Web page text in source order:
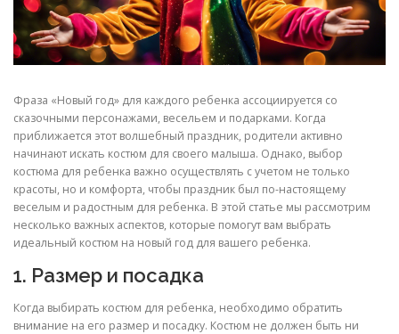
Фраза «Новый год» для каждого ребенка ассоциируется со
сказочными персонажами, весельем и подарками. Когда
приближается этот волшебный праздник, родители активно
начинают искать костюм для своего малыша. Однако, выбор
костюма для ребенка важно осуществлять с учетом не только
красоты, но и комфорта, чтобы праздник был по-настоящему
веселым и радостным для ребенка. В этой статье мы рассмотрим
несколько важных аспектов, которые помогут вам выбрать
идеальный костюм на новый год для вашего ребенка.
1. Размер и посадка
Когда выбирать костюм для ребенка, необходимо обратить
внимание на его размер и посадку. Костюм не должен быть ни